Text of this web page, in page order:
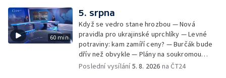
60 min
5. srpna
Když se vedro stane hrozbou — Nová
pravidla pro ukrajinské uprchlíky — Levné
potraviny: kam zamíří ceny? — Burčák bude
dřív než obvykle — Plány na soukromou
orbitální stanici
Poslední vysílání5. 8. 2026 na ČT24